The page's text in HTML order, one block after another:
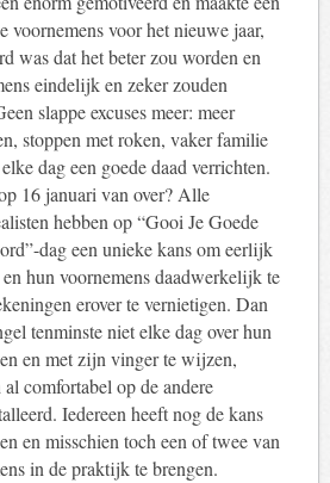
voornemens voor het nieuwe jaar,
was dat het beter zou worden en
eindelijk en zeker zouden
slappe excuses meer: ​​meer
stoppen met roken, vaker familie
dag een goede daad verrichten.
16 januari van over? Alle
hebben op “Gooi Je Goede
dag een unieke kans om eerlijk
hun voornemens daadwerkelijk te
erover te vernietigen. Dan
tenminste niet elke dag over hun
en met zijn vinger te wijzen,
comfortabel op de andere
Iedereen heeft nog de kans
en misschien toch een of twee van
in de praktijk te brengen.